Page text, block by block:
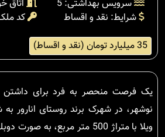
سرویس بهداشتی: 5
اتاق
شرایط: نقد و اقساط
کد
35 میلیارد تومان (نقد و اقساط)
یک فرصت منحصر به فرد برای داشتن
نوشهر، در شهرک برند روستای انارور
ویلا با متراژ 500 متر مربع،